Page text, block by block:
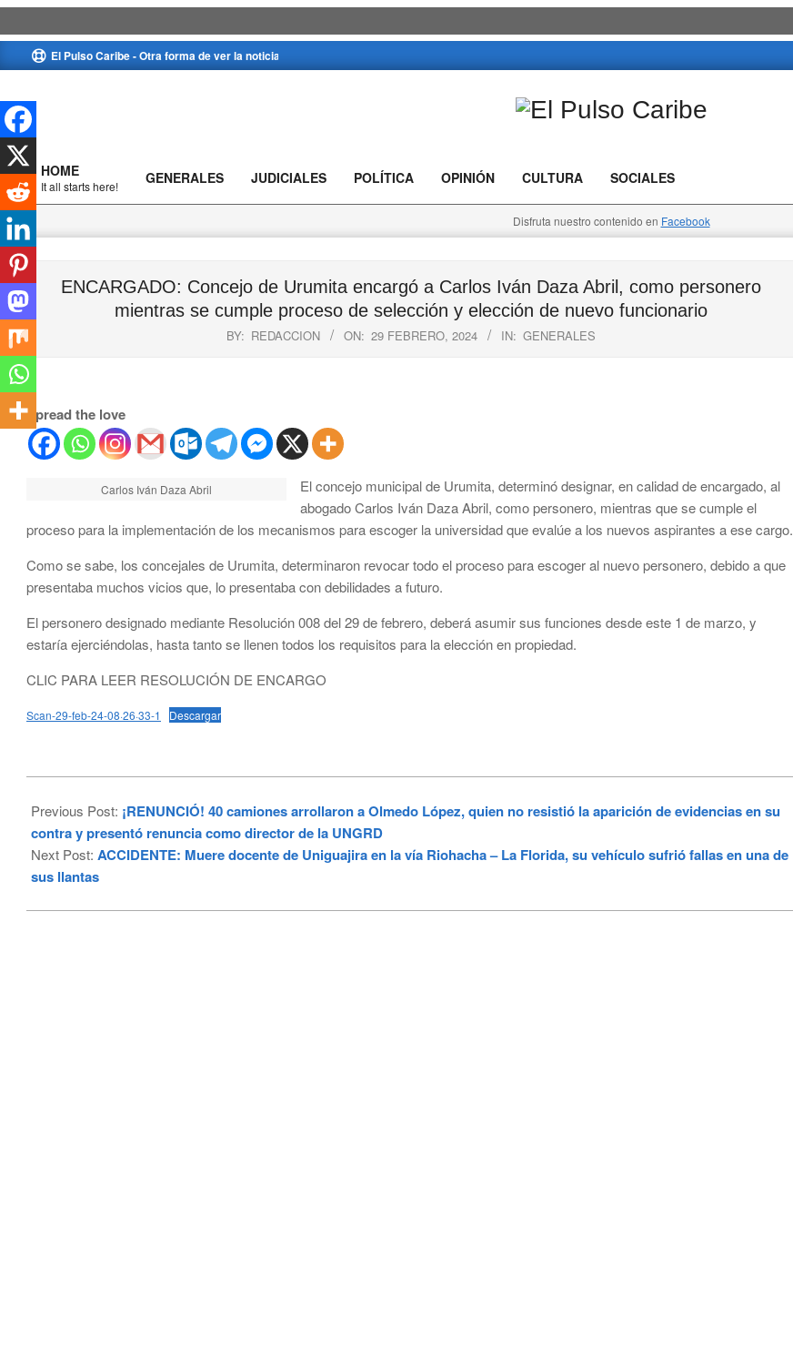
to
El Pulso Caribe - Otra forma de ver la noticia
Caribe
Primary
Navigation
Menu
HOME
It all starts here! GENERALES JUDICIALES POLÍTICA OPINIÓN CULTURA SOCIALES
Disfruta nuestro contenido en Facebook
ENCARGADO: Concejo de Urumita encargó a Carlos Iván Daza Abril, como personero
mientras se cumple proceso de selección y elección de nuevo funcionario
BY: REDACCION ON: 29 FEBRERO, 2024 IN: GENERALES
Spread the love
Carlos Iván Daza Abril
El concejo municipal de Urumita, determinó designar, en calidad de encargado, al
abogado Carlos Iván Daza Abril, como personero, mientras que se cumple el
proceso para la implementación de los mecanismos para escoger la universidad que evalúe a los nuevos aspirantes a ese cargo.
Como se sabe, los concejales de Urumita, determinaron revocar todo el proceso para escoger al nuevo personero, debido a que
presentaba muchos vicios que, lo presentaba con debilidades a futuro.
El personero designado mediante Resolución 008 del 29 de febrero, deberá asumir sus funciones desde este 1 de marzo, y
estaría ejerciéndolas, hasta tanto se llenen todos los requisitos para la elección en propiedad.
CLIC PARA LEER RESOLUCIÓN DE ENCARGO
Scan-29-feb-24-08·26·33-1 Descargar
02-
29
Previous Post: ¡RENUNCIÓ! 40 camiones arrollaron a Olmedo López, quien no resistió la aparición de evidencias en su
contra y presentó renuncia como director de la UNGRD
Next Post: ACCIDENTE: Muere docente de Uniguajira en la vía Riohacha – La Florida, su vehículo sufrió fallas en una de
sus llantas